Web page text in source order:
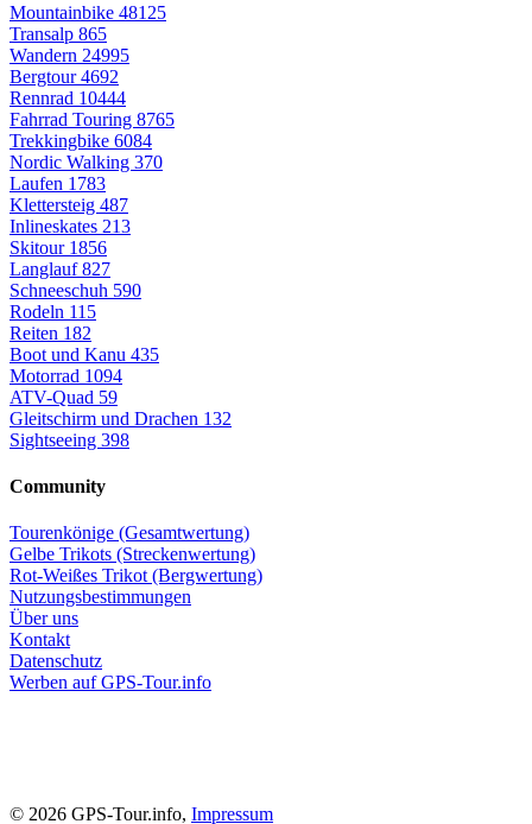
Mountainbike 48125
Transalp 865
Wandern 24995
Bergtour4692
Rennrad 10444
Fahrrad Touring 8765
Trekkingbike 6084
Nordic Walking 370
Laufen 1783
Klettersteig 487
Inlineskates 213
Skitour 1856
Langlauf827
Schneeschuh 590
Rodeln 115
Reiten 182
Boot und Kanu 435
Motorrad 1094
ATV-Quad 59
Gleitschirm und Drachen 132
Sightseeing 398
Community
Tourenkönige (Gesamtwertung)
Gelbe Trikots (Streckenwertung)
Rot-Weißes Trikot (Bergwertung)
Nutzungsbestimmungen
Über uns
Kontakt
Datenschutz
Werben auf GPS-Tour.info
© 2026 GPS-Tour.info, Impressum